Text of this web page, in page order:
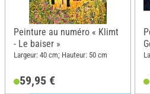
Peinture au numéro « Klimt
- Le baiser »
Largeur: 40 cm; Hauteur: 50 cm
59,95 €